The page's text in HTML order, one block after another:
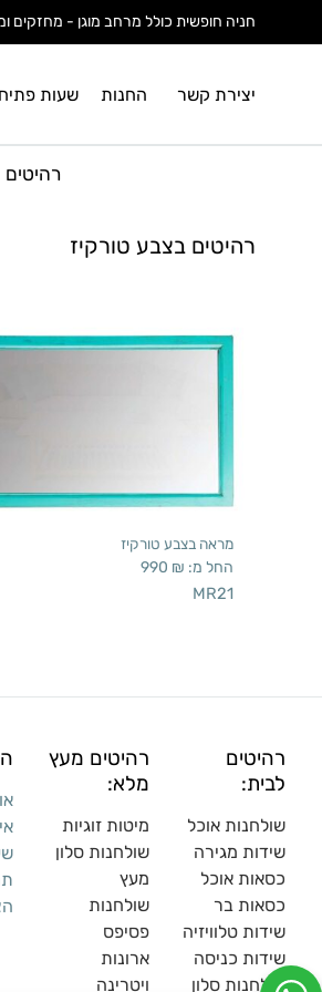
חניה חופשית כולל מרחב מוגן - מחזקים
יצירת קשר החנות שעות
רהיטים
רהיטים בצבע טורקיז
מראה בצבע טורקיז
החל מ: 990 ₪
MR21
רהיטים
לבית:
שולחנות אוכל
שידות מגירה
כסאות אוכל
כסאות בר
שידות טלוויזיה
שידות כניסה
שולחנות סלון
רהיטים מעץ
מלא:
מיטות זוגיות
שולחנות סלון
מעץ
שולחנות
פסיפס
ארונות
ויטרינה